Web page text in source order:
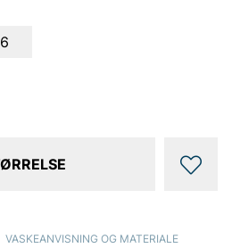
VASKEANVISNING OG MATERIALE